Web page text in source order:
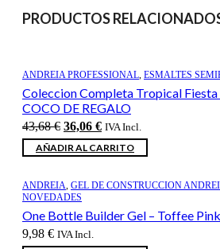
PRODUCTOS
ANDREIA PROFESSIONAL, ESMALTES
Coleccion Completa Tropical Fiesta
COCO DE REGALO
43,68€ El
precio
original
43,68 €.
36,06 €El
precio
actual
36,06 €.
IVA Incl.
AÑADIR AL CARRITO
ANDREIA, GEL DE CONSTRUCCION
NOVEDADES
One Bottle Builder Gel – Toffee Pink
9,98 € IVA Incl.